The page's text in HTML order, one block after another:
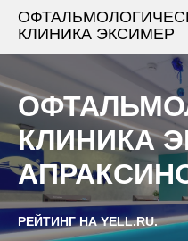
КЛИНИКА ЭКСИМЕР
КЛИНИКА
РЕЙТИНГ НА YELL.RU.